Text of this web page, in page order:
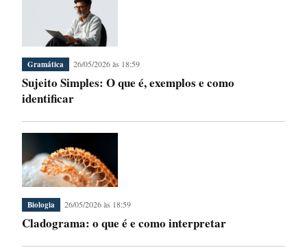
Gramática 26/05/2026 às 18:59
Sujeito Simples: O que é, exemplos e como
identificar
Biologia 26/05/2026 às 18:59
Cladograma: o que é e como interpretar